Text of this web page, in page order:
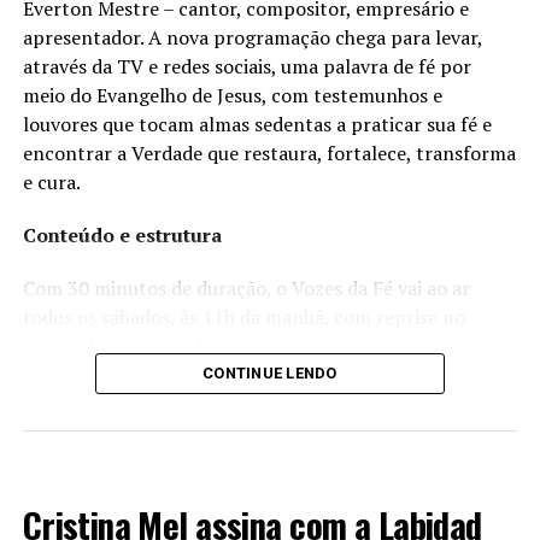
Everton Mestre – cantor, compositor, empresário e
apresentador. A nova programação chega para levar,
através da TV e redes sociais, uma palavra de fé por
meio do Evangelho de Jesus, com testemunhos e
louvores que tocam almas sedentas a praticar sua fé e
encontrar a Verdade que restaura, fortalece, transforma
e cura.
Conteúdo e estrutura
Com 30 minutos de duração, o Vozes da Fé vai ao ar
32.1 e TV NET 522 da TH Mais, para toda Ribeirão e
acolhedor, reunindo momentos de oração, reflexão,
testemunhos pessoais e acompanhar quadros que serão
CONTINUE LENDO
Cristina Mel assina com a Labidad